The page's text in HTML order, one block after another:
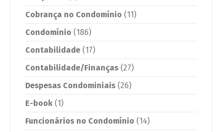
Cobrança no Condomínio (11)
Condomínio (186)
Contabilidade (17)
Contabilidade/Finanças (27)
Despesas Condominiais (26)
E-book (1)
Funcionários no Condomínio (14)